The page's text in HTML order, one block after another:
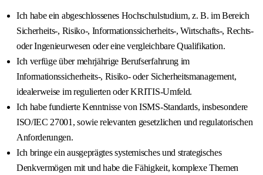
Ich habe ein abgeschlossenes Hochschulstudium, z. B. im Bereich
Sicherheits‑, Risiko‑, Informationssicherheits‑, Wirtschafts‑, Rechts‑
oder Ingenieurwesen oder eine vergleichbare Qualifikation.
Ich verfüge über mehrjährige Berufserfahrung im
Informationssicherheits‑, Risiko‑ oder Sicherheitsmanagement,
idealerweise im regulierten oder KRITIS‑Umfeld.
Ich habe fundierte Kenntnisse von ISMS‑Standards, insbesondere
ISO/IEC 27001, sowie relevanten gesetzlichen und regulatorischen
Anforderungen.
Ich bringe ein ausgeprägtes systemisches und strategisches
Denkvermögen mit und habe die Fähigkeit, komplexe Themen